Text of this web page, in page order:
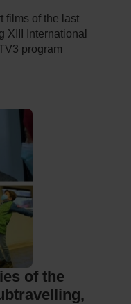
films of the last
XIII International
program
of the